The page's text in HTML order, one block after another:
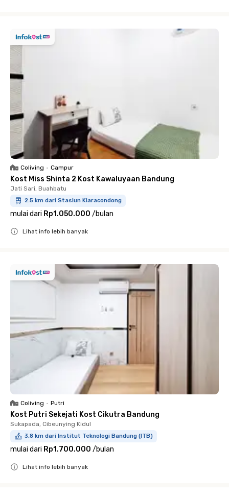
Coliving • Campur
Kost Miss Shinta 2 Kost Kawaluyaan Bandung
Jati Sari, Buahbatu
2.5 km dari Stasiun Kiaracondong
mulai dari Rp1.050.000 /bulan
Lihat info lebih banyak
Coliving • Putri
Kost Putri Sekejati Kost Cikutra Bandung
Sukapada, Cibeunying Kidul
3.8 km dari Institut Teknologi Bandung (ITB)
mulai dari Rp1.700.000 /bulan
Lihat info lebih banyak